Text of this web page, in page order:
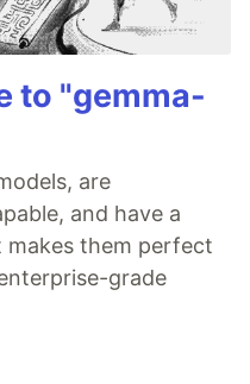
to "gemma-
are
and have a
them perfect
grade